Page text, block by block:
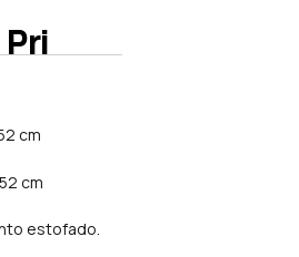
cm
cm
estofado.